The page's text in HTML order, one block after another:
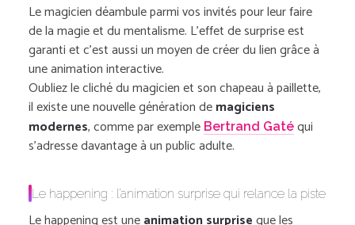
Le magicien déambule parmi vos invités pour leur faire
de la magie et du mentalisme. L’effet de surprise est
garanti et c’est aussi un moyen de créer du lien grâce à
une animation interactive.
Oubliez le cliché du magicien et son chapeau à paillette,
il existe une nouvelle génération demagiciens
modernes, comme par exemple Bertrand Gaté qui
s’adresse davantage à un public adulte.
Le happening : l’animation surprise qui relance la piste